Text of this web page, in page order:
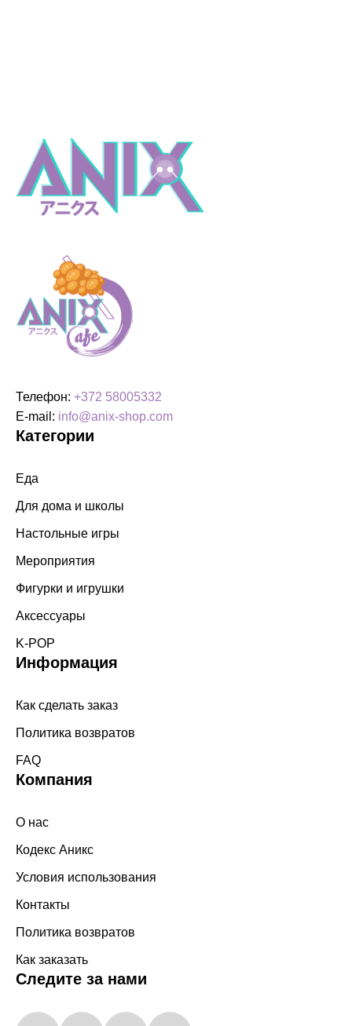
Телефон: +372 58005332
E-mail: info@anix-shop.com
Категории
Еда
Для дома и школы
Настольные игры
Мероприятия
Фигурки и игрушки
Аксессуары
K-POP
Информация
Как сделать заказ
Политика возвратов
FAQ
Компания
О нас
Кодекс Аникс
Условия использования
Контакты
Политика возвратов
Как заказать
Следите за нами